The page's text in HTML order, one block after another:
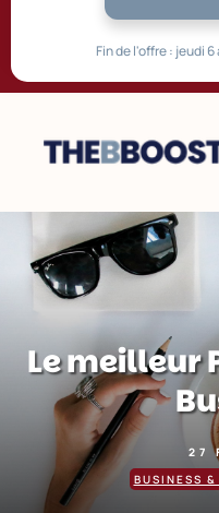
Le meilleur
27
BUSINESS
Fin de l'offre : jeudi